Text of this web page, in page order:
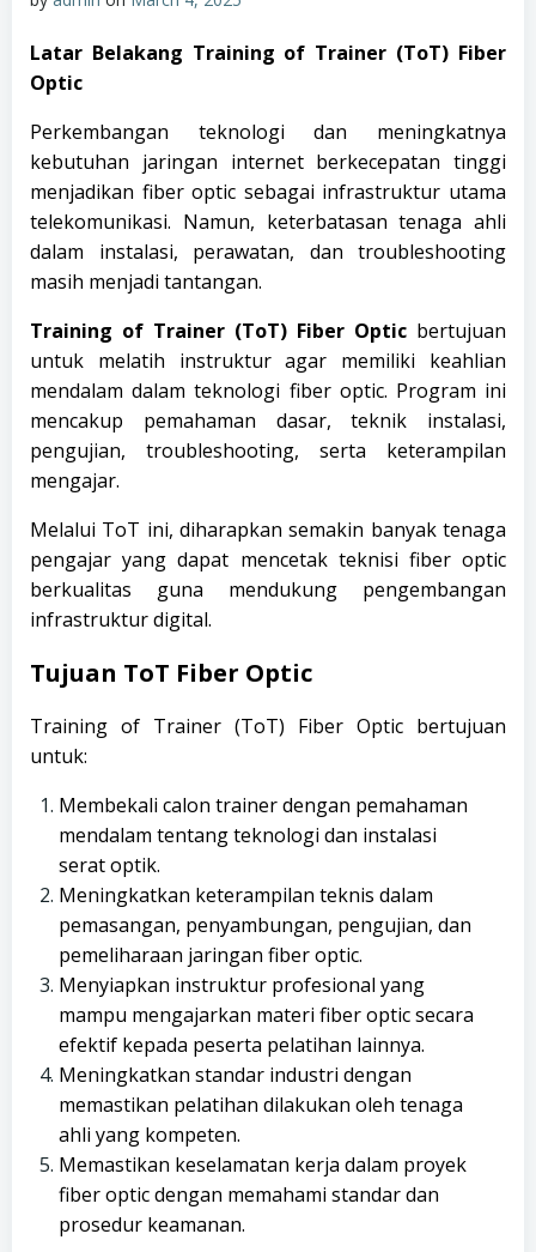
Latar Belakang Training of Trainer (ToT) Fiber
Optic
Perkembangan teknologi dan meningkatnya
kebutuhan jaringan internet berkecepatan tinggi
menjadikan fiber optic sebagai infrastruktur utama
telekomunikasi. Namun, keterbatasan tenaga ahli
dalam instalasi, perawatan, dan troubleshooting
masih menjadi tantangan.
Training of Trainer (ToT) Fiber Optic bertujuan
untuk melatih instruktur agar memiliki keahlian
mendalam dalam teknologi fiber optic. Program ini
mencakup pemahaman dasar, teknik instalasi,
pengujian, troubleshooting, serta keterampilan
mengajar.
Melalui ToT ini, diharapkan semakin banyak tenaga
pengajar yang dapat mencetak teknisi fiber optic
berkualitas guna mendukung pengembangan
infrastruktur digital.
Tujuan ToT Fiber Optic
Training of Trainer (ToT) Fiber Optic bertujuan
untuk:
Membekali calon trainer dengan pemahaman
mendalam tentang teknologi dan instalasi
serat optik.
Meningkatkan keterampilan teknis dalam
pemasangan, penyambungan, pengujian, dan
pemeliharaan jaringan fiber optic.
Menyiapkan instruktur profesional yang
mampu mengajarkan materi fiber optic secara
efektif kepada peserta pelatihan lainnya.
Meningkatkan standar industri dengan
memastikan pelatihan dilakukan oleh tenaga
ahli yang kompeten.
Memastikan keselamatan kerja dalam proyek
fiber optic dengan memahami standar dan
prosedur keamanan.